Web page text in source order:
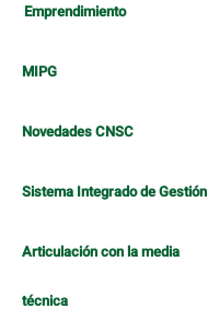
Emprendimiento
MIPG
Novedades CNSC
Sistema Integrado de Gestión
Articulación con la media
técnica